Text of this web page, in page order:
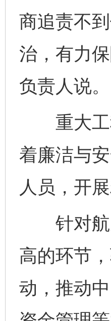
商追责不
治，有力
负责人说。
重大工
着廉洁与
人员，开
针对航
高的环节
动，推动